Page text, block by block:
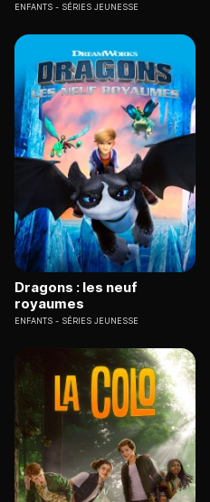
ENFANTS SÉRIES JEUNESSE
Dragons : les neuf
royaumes
ENFANTS SÉRIES JEUNESSE